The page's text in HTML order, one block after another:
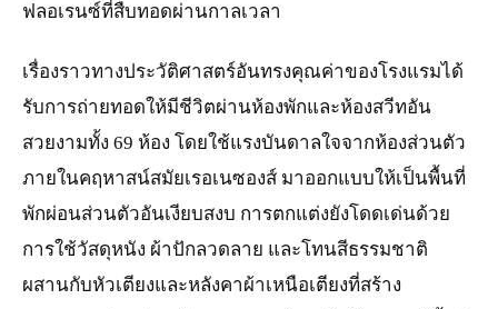
ฟลอเรนซ์ที่สืบทอดผ่านกาลเวลา
เรื่องราวทางประวัติศาสตร์อันทรงคุณค่าของโรงแรมได้
รับการถ่ายทอดให้มีชีวิตผ่านห้องพักและห้องสวีทอัน
สวยงามทั้ง 69 ห้อง โดยใช้แรงบันดาลใจจากห้องส่วนตัว
ภายในคฤหาสน์สมัยเรอเนซองส์ มาออกแบบให้เป็นพื้นที่
พักผ่อนส่วนตัวอันเงียบสงบ การตกแต่งยังโดดเด่นด้วย
การใช้วัสดุหนัง ผ้าปักลวดลาย และโทนสีธรรมชาติ
ผสานกับหัวเตียงและหลังคาผ้าเหนือเตียงที่สร้าง